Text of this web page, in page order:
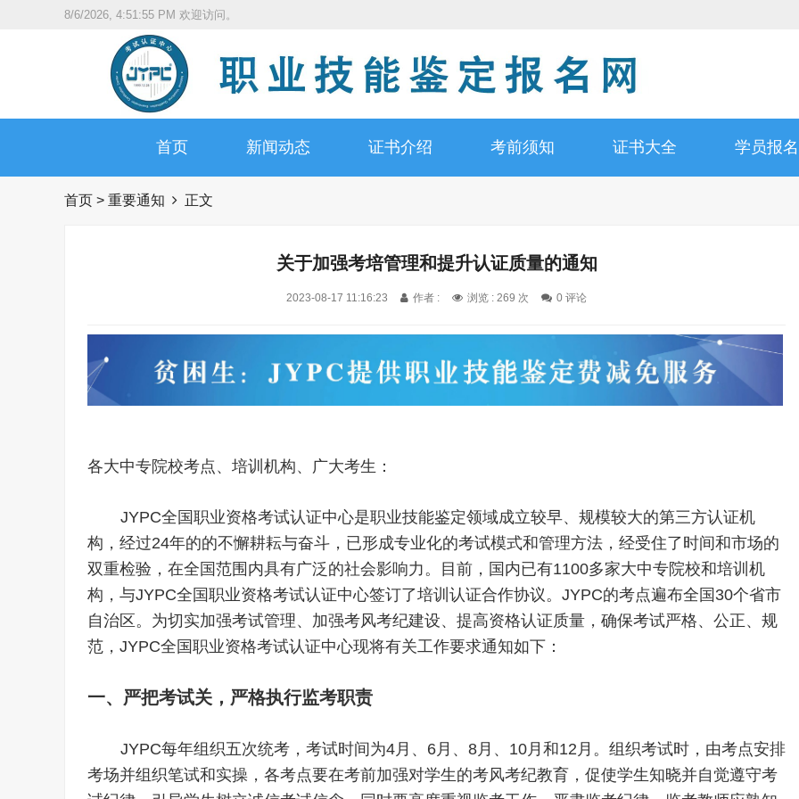
8/6/2026, 4:51:56 PM 欢迎访问。
首页 新闻动态 证书介绍 考前须知 证书大全 学员报名
首页 > 重要通知 正文
关于加强考培管理和提升认证质量的通知
2023-08-17 11:16:23 作者 : 浏览 : 269 次 0 评论
各大中专院校考点、培训机构、广大考生：
JYPC全国职业资格考试认证中心是职业技能鉴定领域成立较早、规模较大的第三方认证机
构，经过24年的的不懈耕耘与奋斗，已形成专业化的考试模式和管理方法，经受住了时间和市场的
双重检验，在全国范围内具有广泛的社会影响力。目前，国内已有1100多家大中专院校和培训机
构，与JYPC全国职业资格考试认证中心签订了培训认证合作协议。JYPC的考点遍布全国30个省市
自治区。为切实加强考试管理、加强考风考纪建设、提高资格认证质量，确保考试严格、公正、规
范，JYPC全国职业资格考试认证中心现将有关工作要求通知如下：
一、严把考试关，严格执行监考职责
JYPC每年组织五次统考，考试时间为4月、6月、8月、10月和12月。组织考试时，由考点安排
考场并组织笔试和实操，各考点要在考前加强对学生的考风考纪教育，促使学生知晓并自觉遵守考